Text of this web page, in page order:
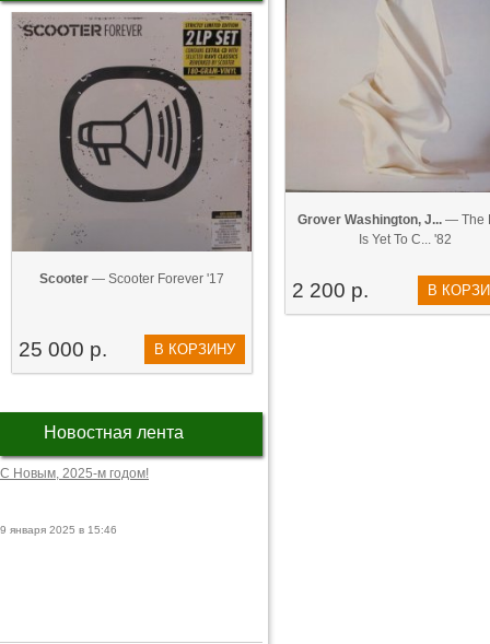
Scooter — Scooter Forever '17
25 000 р. В КОРЗИНУ
Новостная лента
С Новым, 2025-м годом!
9 января 2025 в 15:46
Grover Washington, J...— The
Is Yet To C... '82
2 200 р. В